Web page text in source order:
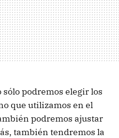
sólo podremos elegir los
que utilizamos en el
podremos ajustar
también tendremos la